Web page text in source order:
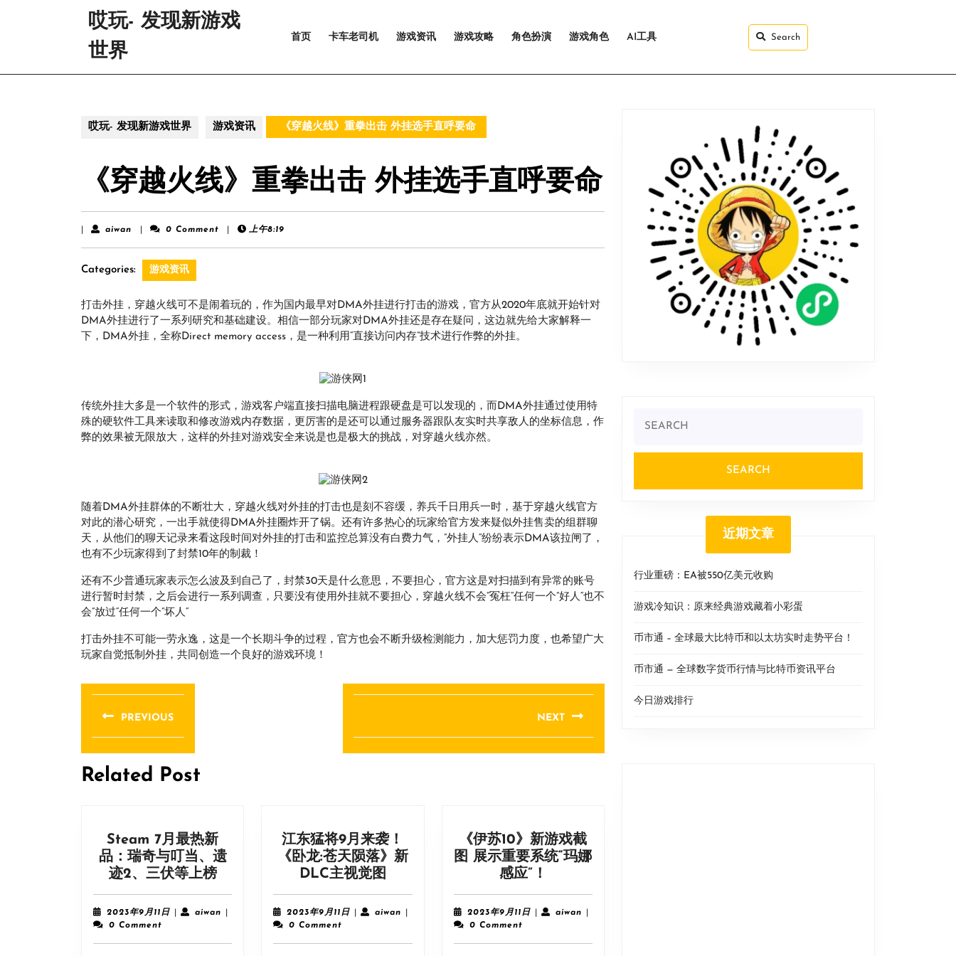
哎玩- 发现新游戏
世界
首页 卡车老司机 游戏资讯 游戏攻略 角色扮演 游戏角色 AI工具 Search
哎玩- 发现新游戏世界 游戏资讯 《穿越火线》重拳出击 外挂选手直呼要命
《穿越火线》重拳出击 外挂选手直呼要命
aiwan aiwan 0 Comment 上午8:19
Categories: 游戏资讯
打击外挂，穿越火线可不是闹着玩的，作为国内最早对DMA外挂进行打击的游戏，官方从2020年底就开始针对
DMA外挂进行了一系列研究和基础建设。相信一部分玩家对DMA外挂还是存在疑问，这边就先给大家解释一
下，DMA外挂，全称Direct memory access，是一种利用“直接访问内存”技术进行作弊的外挂。
传统外挂大多是一个软件的形式，游戏客户端直接扫描电脑进程跟硬盘是可以发现的，而DMA外挂通过使用特
殊的硬软件工具来读取和修改游戏内存数据，更厉害的是还可以通过服务器跟队友实时共享敌人的坐标信息，作
弊的效果被无限放大，这样的外挂对游戏安全来说是也是极大的挑战，对穿越火线亦然。
随着DMA外挂群体的不断壮大，穿越火线对外挂的打击也是刻不容缓，养兵千日用兵一时，基于穿越火线官方
对此的潜心研究，一出手就使得DMA外挂圈炸开了锅。还有许多热心的玩家给官方发来疑似外挂售卖的组群聊
天，从他们的聊天记录来看这段时间对外挂的打击和监控总算没有白费力气，”外挂人“纷纷表示DMA该拉闸了，
也有不少玩家得到了封禁10年的制裁！
还有不少普通玩家表示怎么波及到自己了，封禁30天是什么意思，不要担心，官方这是对扫描到有异常的账号
进行暂时封禁，之后会进行一系列调查，只要没有使用外挂就不要担心，穿越火线不会”冤枉“任何一个”好人“也不
会”放过“任何一个”坏人“
打击外挂不可能一劳永逸，这是一个长期斗争的过程，官方也会不断升级检测能力，加大惩罚力度，也希望广大
玩家自觉抵制外挂，共同创造一个良好的游戏环境！
文
章
导
航
PREVIOUS
post:
NEXT
post:
Related Post
Steam 7月最热新
品：瑞奇与叮当、遗
迹2、三伏等上榜Steam
7
月
热
2023年9月11日2023
aiwanaiwan
0 Comment
江东猛将9月来袭！
《卧龙:苍天陨落》新
DLC主视觉图
东
猛
9
2023年9月11日2023
aiwan
0 Comment
《伊苏10》新游戏截
图 展示重要系统“玛娜
感应”！
苏
10》
游
2023年9月11日2023
aiwanaiwan
0 Comment
for:
近期文章
行业重磅：EA被550亿美元收购
游戏冷知识：原来经典游戏藏着小彩蛋
币市通 – 全球最大比特币和以太坊实时走势平台！
币市通 — 全球数字货币行情与比特币资讯平台
今日游戏排行